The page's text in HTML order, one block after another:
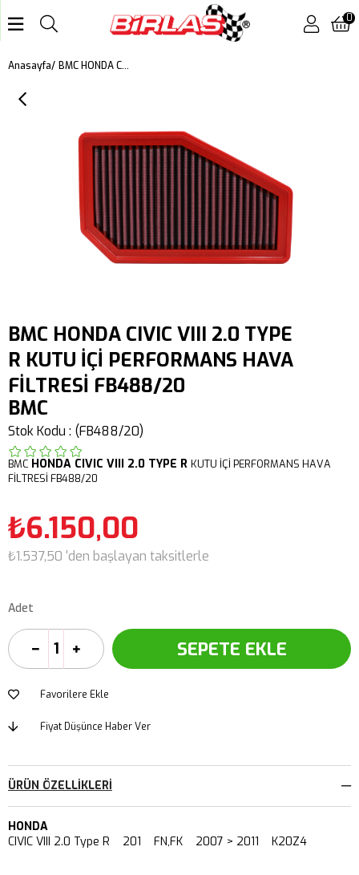
0
Anasayfa BMC HONDA CIVIC VIII 2.0 TYPE R KUTU İÇİ PERFORMANS HAVA FİLTRESİ FB488/20
BMC HONDA CIVIC VIII 2.0 TYPE
R KUTU İÇİ PERFORMANS HAVA
FİLTRESİ FB488/20
BMC
Stok Kodu (FB488/20)
BMC HONDA CIVIC VIII 2.0 TYPE R KUTU İÇİ PERFORMANS HAVA
FİLTRESİ FB488/20
₺6.150,00
₺1.537,50 'den başlayan taksitlerle
Adet
Favorilere Ekle
Fiyat Düşünce Haber Ver
ÜRÜN ÖZELLIKLERI
HONDA
CIVIC VIII 2.0 Type R 201 FN,FK 2007 > 2011 K20Z4